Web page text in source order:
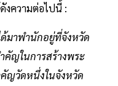
งความต่อไปนี้ :
มาพำนักอยู่ที่จังหวัด
คัญในการสร้างพระ
คัญวัดหนึ่งในจังหวัด